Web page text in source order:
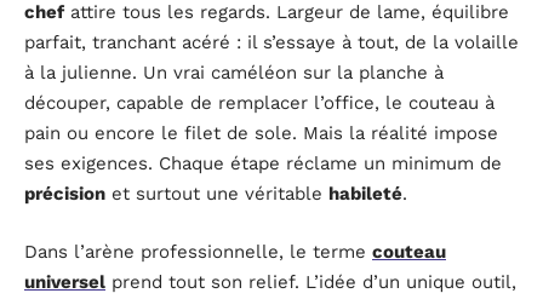
chefattire tous les regards. Largeur de lame, équilibre
parfait, tranchant acéré : il s’essaye à tout, de la volaille
à la julienne. Un vrai caméléon sur la planche à
découper, capable de remplacer l’office, le couteau à
pain ou encore le filet de sole. Mais la réalité impose
ses exigences. Chaque étape réclame un minimum de
précision et surtout une véritable habileté.
Dans l’arène professionnelle, le terme couteau
universel prend tout son relief. L’idée d’un unique outil,